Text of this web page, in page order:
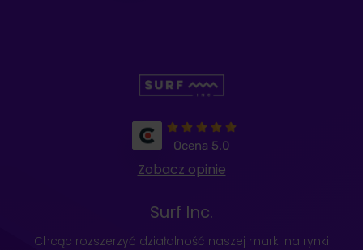
Ocena 5.0
Zobacz opinie
Surf Inc.
Chcąc rozszerzyć działalność naszej marki na rynki